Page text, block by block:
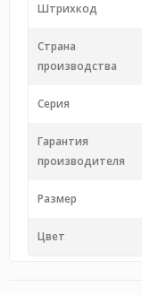
Штрихкод
Страна
производства
Серия
Гарантия
производителя
Размер
Цвет